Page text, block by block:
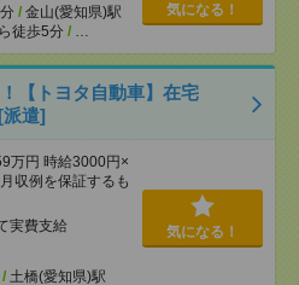
/ 金山(愛知県)駅
徒歩5分 / …
気になる！
【トヨタ自動車】在宅
遣]
円 時給3000円×
収例を保証するも
実費支給
/ 土橋(愛知県)駅
気になる！